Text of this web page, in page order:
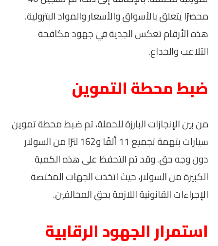
محضرًا يتعلق بالأسواق والأسعار والمواد البترولية.
هذه الأرقام تعكس الجدية في جهود مكافحة
التلاعب والخداع.
ضبط محطة التموين
من بين الإنجازات البارزة للحملة، تم ضبط محطة تموين
سيارات بتهمة تجميع 11 ألفًا و162 لترًا من السولار
دون وجه حق. وقد تم التحفظ على هذه الكمية
الكبيرة من السولار، حيث اتخذت الجهات المختصة
الإجراءات القانونية اللازمة بحق المخالفين.
استمرار الجهود الرقابية